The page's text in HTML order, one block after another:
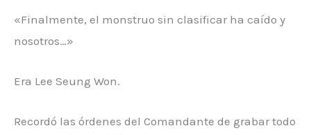
«Finalmente, el monstruo sin clasificar ha caído y
nosotros…»
Era Lee Seung Won.
Recordó las órdenes del Comandante de grabar todo